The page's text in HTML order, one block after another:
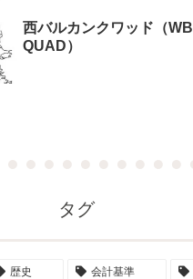
西バルカンクワッド（WB
QUAD）
タグ
歴史 会計基準